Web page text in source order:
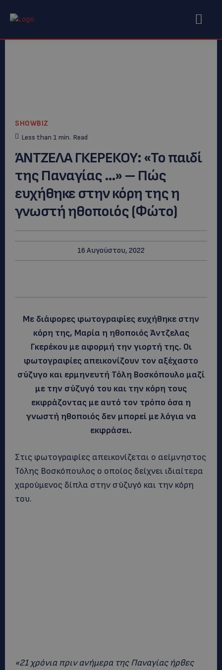
SHOWBIZ
Less than 1 min. Read
ΆΝΤΖΕΛΑ ΓΚΕΡΕΚΟΥ: «Το παιδί
της Παναγίας …» – Πώς
ευχήθηκε στην κόρη της η
γνωστή ηθοποιός (Φώτο)
16 Αυγούστου, 2022
Με διάφορες φωτογραφίες ευχήθηκε στην
κόρη της, Μαρία η ηθοποιός Άντζελας
Γκερέκου με αφορμή την γιορτή της. Οι
φωτογραφίες απεικονίζουν τον αξέχαστο
σύζυγο και ερμηνευτή Τόλη Βοσκόπουλο μαζί
με την σύζυγό του και την κόρη τους
εκφράζοντας με αυτό τον τρόπο όσα η
γνωστή ηθοποιός δεν μπορεί με λόγια να
εκφράσει.
Στις φωτογραφίες απεικονίζεται ο αείμνηστος
Τόλης Βοσκόπουλος ο οποίος δείχνει ιδιαίτερα
χαρούμενος δίπλα στην σύζυγό και την κόρη
του.
«21 χρόνια πριν ανήμερα της Παναγίας ήρθες